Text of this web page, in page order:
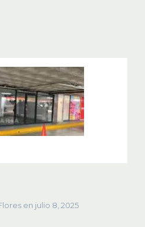
en julio 8, 2025